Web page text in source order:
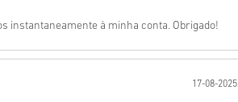
instantaneamente à minha conta. Obrigado!
17-08-2025